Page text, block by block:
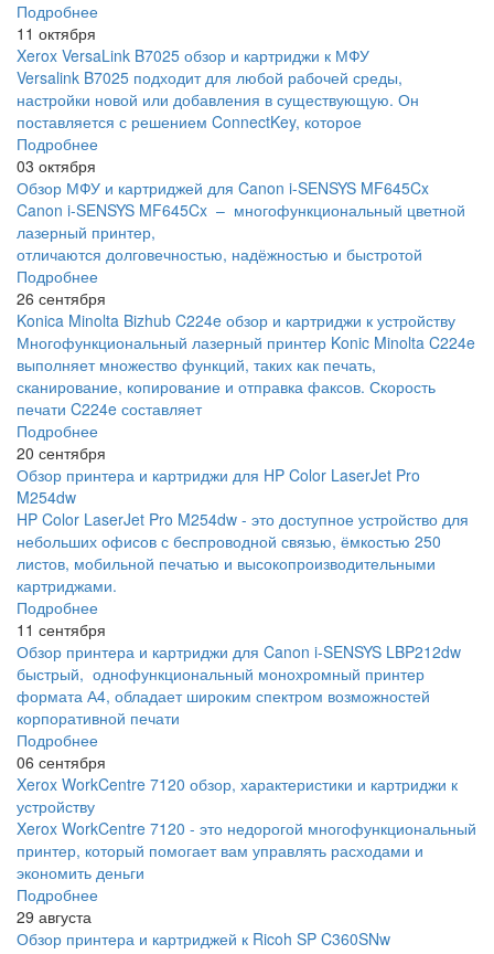
Подробнее
11 октября
Xerox VersaLink B7025 обзор и картриджи к МФУ
Versalink B7025 подходит для любой рабочей среды,
настройки новой или добавления в существующую. Он
поставляется с решением ConnectKey, которое
Подробнее
03 октября
Обзор МФУ и картриджей для Canon i-SENSYS MF645Cx
Canon i-SENSYS MF645Cx – многофункциональный цветной
лазерный принтер,
отличаются долговечностью, надёжностью и быстротой
Подробнее
26 сентября
Konica Minolta Bizhub C224e обзор и картриджи к устройству
Многофункциональный лазерный принтер Konic Minolta C224e
выполняет множество функций, таких как печать,
сканирование, копирование и отправка факсов. Скорость
печати C224e составляет
Подробнее
20 сентября
Обзор принтера и картриджи для HP Color LaserJet Pro
M254dw
HP Color LaserJet Pro M254dw - это доступное устройство для
небольших офисов с беспроводной связью, ёмкостью 250
листов, мобильной печатью и высокопроизводительными
картриджами.
Подробнее
11 сентября
Обзор принтера и картриджи для Canon i-SENSYS LBP212dw
быстрый, однофункциональный монохромный принтер
формата А4, обладает широким спектром возможностей
корпоративной печати
Подробнее
06 сентября
Xerox WorkCentre 7120 обзор, характеристики и картриджи к
устройству
Xerox WorkCentre 7120 - это недорогой многофункциональный
принтер, который помогает вам управлять расходами и
экономить деньги
Подробнее
29 августа
Обзор принтера и картриджей к Ricoh SP C360SNw